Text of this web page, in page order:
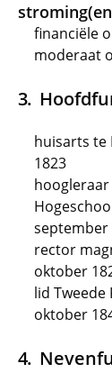
financiële
moderaat
huisarts te
1823
september
rector
oktober
lid Tweede
oktober